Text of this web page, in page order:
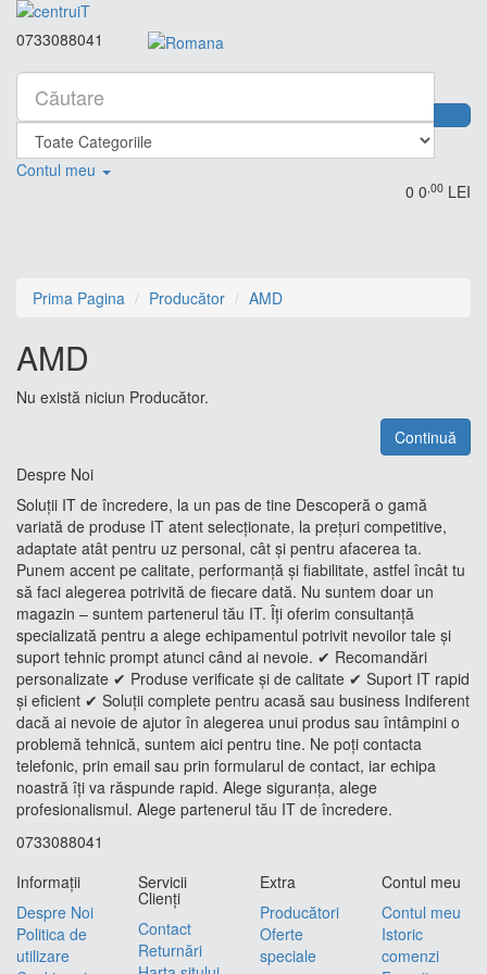
0733088041
Contul meu
0 0,00 LEI
Prima Pagina Producător AMD
AMD
Nu există niciun Producător.
Continuă
Despre Noi
Soluții IT de încredere, la un pas de tine Descoperă o gamă
variată de produse IT atent selecționate, la prețuri competitive,
adaptate atât pentru uz personal, cât și pentru afacerea ta.
Punem accent pe calitate, performanță și fiabilitate, astfel încât tu
să faci alegerea potrivită de fiecare dată. Nu suntem doar un
magazin – suntem partenerul tău IT. Îți oferim consultanță
specializată pentru a alege echipamentul potrivit nevoilor tale și
suport tehnic prompt atunci când ai nevoie. ✔ Recomandări
personalizate ✔ Produse verificate și de calitate ✔ Suport IT rapid
și eficient ✔ Soluții complete pentru acasă sau business Indiferent
dacă ai nevoie de ajutor în alegerea unui produs sau întâmpini o
problemă tehnică, suntem aici pentru tine. Ne poți contacta
telefonic, prin email sau prin formularul de contact, iar echipa
noastră îți va răspunde rapid. Alege siguranța, alege
profesionalismul. Alege partenerul tău IT de încredere.
0733088041
Informaţii
Despre Noi
Politica de
utilizare
Servicii
Clienţi
Contact
Returnări
Extra
Producători
Oferte
speciale
Contul meu
Contul meu
Istoric
comenzi